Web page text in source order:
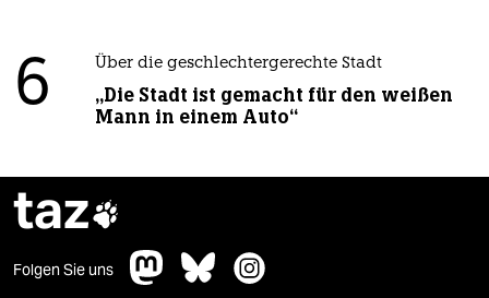
6 Über die geschlechtergerechte Stadt
„Die Stadt ist gemacht für den weißen
Mann in einem Auto“
taz
Folgen Sie uns